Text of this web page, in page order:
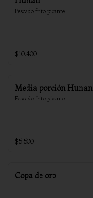
Pescado frito picante
$10.400
Media porción Hunan
Pescado frito picante
$5.500
Copa de oro